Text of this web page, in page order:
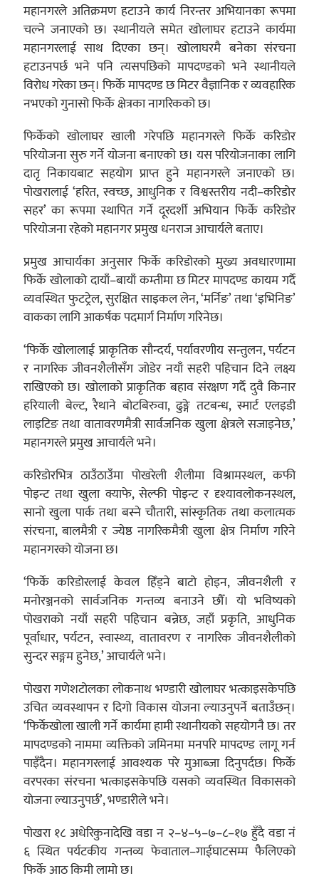
महानगरले अतिक्रमण हटाउने कार्य निरन्तर अभियानका रूपमा
चल्ने जनाएको छ। स्थानीयले समेत खोलाघर हटाउने कार्यमा
महानगरलाई साथ दिएका छन्। खोलाघरमै बनेका संरचना
हटाउनपर्छ भने पनि त्यसपछिको मापदण्डको भने स्थानीयले
विरोध गरेका छन्। फिर्के मापदण्ड छ मिटर वैज्ञानिक र व्यवहारिक
नभएको गुनासो फिर्के क्षेत्रका नागरिकको छ।
फिर्केको खोलाघर खाली गरेपछि महानगरले फिर्के करिडोर
परियोजना सुरु गर्ने योजना बनाएको छ। यस परियोजनाका लागि
दातृ निकायबाट सहयोग प्राप्त हुने महानगरले जनाएको छ।
पोखरालाई ‘हरित, स्वच्छ, आधुनिक र विश्वस्तरीय नदी–करिडोर
सहर’ का रूपमा स्थापित गर्ने दूरदर्शी अभियान फिर्के करिडोर
परियोजना रहेको महानगर प्रमुख धनराज आचार्यले बताए।
प्रमुख आचार्यका अनुसार फिर्के करिडोरको मुख्य अवधारणामा
फिर्के खोलाको दायाँ–बायाँ कम्तीमा छ मिटर मापदण्ड कायम गर्दै
व्यवस्थित फुटट्रेल, सुरक्षित साइकल लेन, ‘मर्निङ’ तथा ‘इभिनिङ’
वाकका लागि आकर्षक पदमार्ग निर्माण गरिनेछ।
‘फिर्के खोलालाई प्राकृतिक सौन्दर्य, पर्यावरणीय सन्तुलन, पर्यटन
र नागरिक जीवनशैलीसँग जोडेर नयाँ सहरी पहिचान दिने लक्ष्य
राखिएको छ। खोलाको प्राकृतिक बहाव संरक्षण गर्दै दुवै किनार
हरियाली बेल्ट, रैथाने बोटबिरुवा, ढुङ्गे तटबन्ध, स्मार्ट एलइडी
लाइटिङ तथा वातावरणमैत्री सार्वजनिक खुला क्षेत्रले सजाइनेछ,’
महानगरले प्रमुख आचार्यले भने।
करिडोरभित्र ठाउँठाउँमा पोखरेली शैलीमा विश्रामस्थल, कफी
पोइन्ट तथा खुला क्याफे, सेल्फी पोइन्ट र दृश्यावलोकनस्थल,
सानो खुला पार्क तथा बस्ने चौतारी, सांस्कृतिक तथा कलात्मक
संरचना, बालमैत्री र ज्येष्ठ नागरिकमैत्री खुला क्षेत्र निर्माण गरिने
महानगरको योजना छ।
‘फिर्के करिडोरलाई केवल हिँड्ने बाटो होइन, जीवनशैली र
मनोरञ्जनको सार्वजनिक गन्तव्य बनाउने छौँ। यो भविष्यको
पोखराको नयाँ सहरी पहिचान बन्नेछ, जहाँ प्रकृति, आधुनिक
पूर्वाधार, पर्यटन, स्वास्थ्य, वातावरण र नागरिक जीवनशैलीको
सुन्दर सङ्गम हुनेछ,’ आचार्यले भने।
पोखरा गणेशटोलका लोकनाथ भण्डारी खोलाघर भत्काइसकेपछि
उचित व्यवस्थापन र दिगो विकास योजना ल्याउनुपर्ने बताउँछन्।
‘फिर्केखोला खाली गर्ने कार्यमा हामी स्थानीयको सहयोगनै छ। तर
मापदण्डको नाममा व्यक्तिको जमिनमा मनपरि मापदण्ड लागू गर्न
पाइँदैन। महानगरलाई आवश्यक परे मुआब्जा दिनुपर्दछ। फिर्के
वरपरका संरचना भत्काइसकेपछि यसको व्यवस्थित विकासको
योजना ल्याउनुपर्छ’, भण्डारीले भने।
पोखरा १८ अधेरिकुनादेखि वडा न २–४–५–७–८–१७ हुँदै वडा नं
६ स्थित पर्यटकीय गन्तव्य फेवाताल–गाईघाटसम्म फैलिएको
फिर्के आठ किमी लामो छ।